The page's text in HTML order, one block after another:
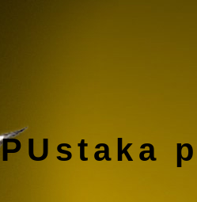
PUstaka